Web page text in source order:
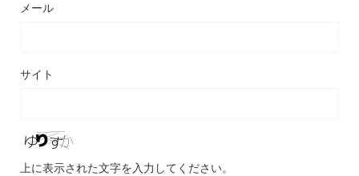
メール
サイト
上に表示された文字を入力してください。